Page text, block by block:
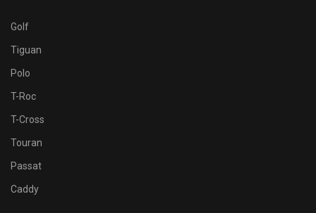
Golf
Tiguan
Polo
T-Roc
T-Cross
Touran
Passat
Caddy